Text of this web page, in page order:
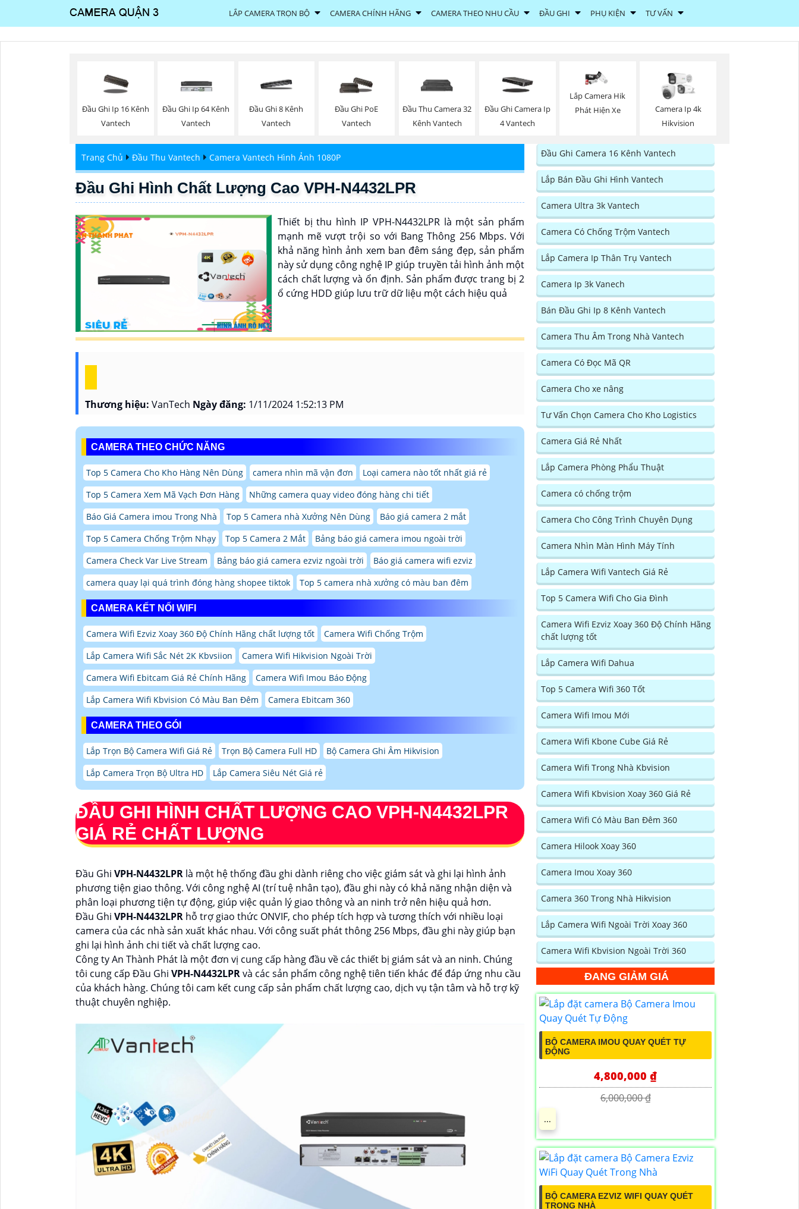
LẮP CAMERA TRỌN BỘ CAMERA CHÍNH HÃNG CAMERA THEO NHU CẦU ĐẦU GHI PHỤ KIỆN TƯ VẤN
Đầu Ghi Ip 16 Kênh
Vantech
Đầu Ghi Ip 64 Kênh
Vantech
Đầu Ghi 8 Kênh
Vantech
Đầu Ghi PoE
Vantech
Đầu Thu Camera 32
Kênh Vantech
Đầu Ghi Camera Ip
4 Vantech
Lắp Camera Hik
Phát Hiện Xe
Camera Ip 4k
Hikvision
Trang Chủ Đầu Thu Vantech Camera Vantech Hình Ảnh 1080P
Đầu Ghi Hình Chất Lượng Cao VPH-N4432LPR
Thiết bị thu hình IP VPH-N4432LPR là một sản phẩm
mạnh mẽ vượt trội so với Bang Thông 256 Mbps. Với
khả năng hình ảnh xem ban đêm sáng đẹp, sản phẩm
này sử dụng công nghệ IP giúp truyền tải hình ảnh một
cách chất lượng và ổn định. Sản phẩm được trang bị 2
ổ cứng HDD giúp lưu trữ dữ liệu một cách hiệu quả
Thương hiệu: VanTech Ngày đăng: 1/11/2024 1:52:13 PM
CAMERA THEO CHỨC NĂNG
Top 5 Camera Cho Kho Hàng Nên Dùng camera nhìn mã vận đơn
Loại camera nào tốt nhất giá rẻ
Top 5 Camera Xem Mã Vạch Đơn Hàng
Những camera quay video đóng hàng chi tiết
Báo Giá Camera imou Trong Nhà
Top 5 Camera nhà Xưởng Nên Dùng
Báo giá camera 2 mắt
Top 5 Camera Chống Trộm Nhạy
Top 5 Camera 2 Mắt
Bảng báo giá camera imou ngoài trời
Camera Check Var Live Stream
Bảng báo giá camera ezviz ngoài trời
Báo giá camera wifi ezviz
camera quay lại quá trình đóng hàng shopee tiktok
Top 5 camera nhà xưởng có màu ban đêm
CAMERA KẾT NỐI WIFI
Camera Wifi Ezviz Xoay 360 Độ Chính Hãng chất lượng tốt
Camera Wifi Chống Trộm
Lắp Camera Wifi Sắc Nét 2K Kbvsiion
Camera Wifi Hikvision Ngoài Trời
Camera Wifi Ebitcam Giá Rẻ Chính Hãng
Camera Wifi Imou Báo Động
Lắp Camera Wifi Kbvision Có Màu Ban Đêm
Camera Ebitcam 360
CAMERA THEO GÓI
Lắp Trọn Bộ Camera Wifi Giá Rẻ Trọn Bộ Camera Full HD
Bộ Camera Ghi Âm Hikvision
Lắp Camera Trọn Bộ Ultra HD
Lắp Camera Siêu Nét Giá rẻ
ĐẦU GHI HÌNH CHẤT LƯỢNG CAO VPH-N4432LPR
GIÁ RẺ CHẤT LƯỢNG
Đầu Ghi VPH-N4432LPR là một hệ thống đầu ghi dành riêng cho việc giám sát và ghi lại hình ảnh
phương tiện giao thông. Với công nghệ AI (trí tuệ nhân tạo), đầu ghi này có khả năng nhận diện và
phân loại phương tiện tự động, giúp việc quản lý giao thông và an ninh trở nên hiệu quả hơn.
Đầu Ghi VPH-N4432LPR hỗ trợ giao thức ONVIF, cho phép tích hợp và tương thích với nhiều loại
camera của các nhà sản xuất khác nhau. Với công suất phát thông 256 Mbps, đầu ghi này giúp bạn
ghi lại hình ảnh chi tiết và chất lượng cao.
Công ty An Thành Phát là một đơn vị cung cấp hàng đầu về các thiết bị giám sát và an ninh. Chúng
tôi cung cấp Đầu Ghi VPH-N4432LPRvà các sản phẩm công nghệ tiên tiến khác để đáp ứng nhu cầu
của khách hàng. Chúng tôi cam kết cung cấp sản phẩm chất lượng cao, dịch vụ tận tâm và hỗ trợ kỹ
thuật chuyên nghiệp.
Đầu Ghi Camera 16 Kênh Vantech
Lắp Bán Đầu Ghi Hình Vantech
Camera Ultra 3k Vantech
Camera Có Chống Trộm Vantech
Lắp Camera Ip Thân Trụ Vantech
Camera Ip 3k Vanech
Bán Đầu Ghi Ip 8 Kênh Vantech
Camera Thu Âm Trong Nhà Vantech
Camera Có Đọc Mã QR
Camera Cho xe nâng
Tư Vấn Chọn Camera Cho Kho Logistics
Camera Giá Rẻ Nhất
Lắp Camera Phòng Phẩu Thuật
Camera có chống trộm
Camera Cho Công Trình Chuyên Dụng
Camera Nhìn Màn Hình Máy Tính
Lắp Camera Wifi Vantech Giá Rẻ
Top 5 Camera Wifi Cho Gia Đình
Camera Wifi Ezviz Xoay 360 Độ Chính Hãng
chất lượng tốt
Lắp Camera Wifi Dahua
Top 5 Camera Wifi 360 Tốt
Camera Wifi Imou Mới
Camera Wifi Kbone Cube Giá Rẻ
Camera Wifi Trong Nhà Kbvision
Camera Wifi Kbvision Xoay 360 Giá Rẻ
Camera Wifi Có Màu Ban Đêm 360
Camera Hilook Xoay 360
Camera Imou Xoay 360
Camera 360 Trong Nhà Hikvision
Lắp Camera Wifi Ngoài Trời Xoay 360
Camera Wifi Kbvision Ngoài Trời 360
ĐANG GIẢM GIÁ
BỘ CAMERA IMOU QUAY QUÉT TỰ
ĐỘNG
4,800,000 ₫
6,000,000 ₫
...
BỘ CAMERA EZVIZ WIFI QUAY QUÉT
TRONG NHÀ